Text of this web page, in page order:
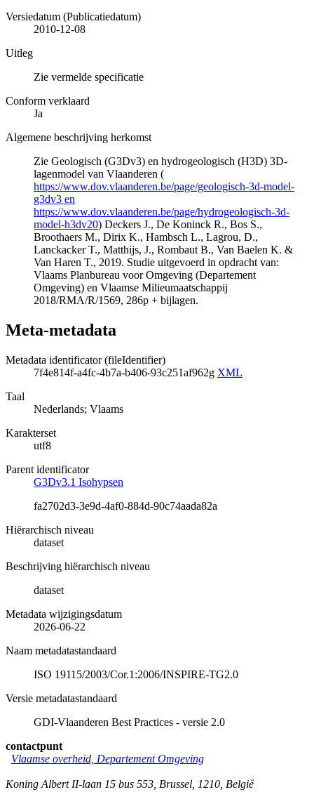
Versiedatum (Publicatiedatum)
2010-12-08
Uitleg
Zie vermelde specificatie
Conform verklaard
Ja
Algemene beschrijving herkomst
Zie Geologisch (G3Dv3) en hydrogeologisch (H3D) 3D-
lagenmodel van Vlaanderen (
https://www.dov.vlaanderen.be/page/geologisch-3d-model-
g3dv3 en
https://www.dov.vlaanderen.be/page/hydrogeologisch-3d-
model-h3dv20) Deckers J., De Koninck R., Bos S.,
Broothaers M., Dirix K., Hambsch L., Lagrou, D.,
Lanckacker T., Matthijs, J., Rombaut B., Van Baelen K. &
Van Haren T., 2019. Studie uitgevoerd in opdracht van:
Vlaams Planbureau voor Omgeving (Departement
Omgeving) en Vlaamse Milieumaatschappij
2018/RMA/R/1569, 286p + bijlagen.
Meta-metadata
Metadata identificator (fileIdentifier)
7f4e814f-a4fc-4b7a-b406-93c251af962g XML
Taal
Nederlands; Vlaams
Karakterset
utf8
Parent identificator
G3Dv3.1 Isohypsen
fa2702d3-3e9d-4af0-884d-90c74aada82a
Hiërarchisch niveau
dataset
Beschrijving hiërarchisch niveau
dataset
Metadata wijzigingsdatum
2026-06-22
Naam metadatastandaard
ISO 19115/2003/Cor.1:2006/INSPIRE-TG2.0
Versie metadatastandaard
GDI-Vlaanderen Best Practices - versie 2.0
contactpunt
Vlaamse overheid, Departement Omgeving
Koning Albert II-laan 15 bus 553 Brussel 1210 België